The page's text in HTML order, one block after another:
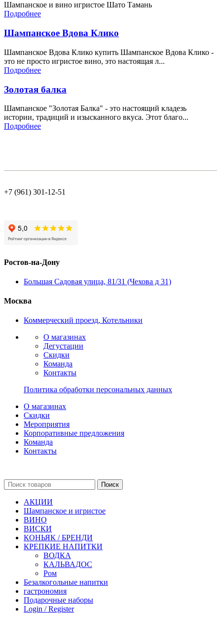
Шампанское и вино игристое Шато Тамань
Подробнее
Шампанское Вдова Клико
Шампанское Вдова Клико купить Шампанское Вдова Клико -
это не просто игристое вино, это настоящая л...
Подробнее
Золотая балка
Шампанское "Золотая Балка" - это настоящий кладезь
истории, традиций и изысканного вкуса. Этот благо...
Подробнее
+7 (961) 301-12-51
Ростов-на-Дону
Большая Садовая улица, 81/31 (Чехова д 31)
Москва
Коммерческий проезд, Котельники
О магазинах
Дегустации
Скидки
Команда
Контакты
Политика обработки персональных данных
О магазинах
Скидки
Мероприятия
Корпоративные предложения
Команда
Контакты
Поиск
АКЦИИ
Шампанское и игристое
ВИНО
ВИСКИ
КОНЬЯК / БРЕНДИ
КРЕПКИЕ НАПИТКИ
ВОДКА
КАЛЬВАДОС
Ром
Безалкогольные напитки
гастрономия
Подарочные наборы
Login / Register